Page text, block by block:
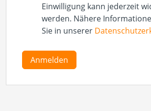
Einwilligung kann jederzeit
werden. Nähere
Sie in unserer